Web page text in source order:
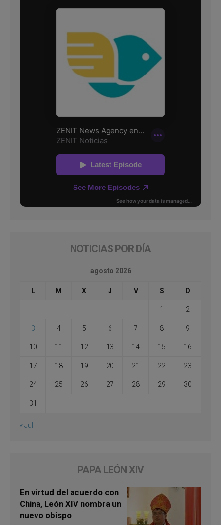
NOTICIAS POR DÍA
agosto 2026
L M X J V S D
1 2
3 4 5 6 7 8 9
10 11 12 13 14 15 16
17 18 19 20 21 22 23
24 25 26 27 28 29 30
31
« Jul
PAPA LEÓN XIV
En virtud del acuerdo con
China, León XIV nombra un
nuevo obispo